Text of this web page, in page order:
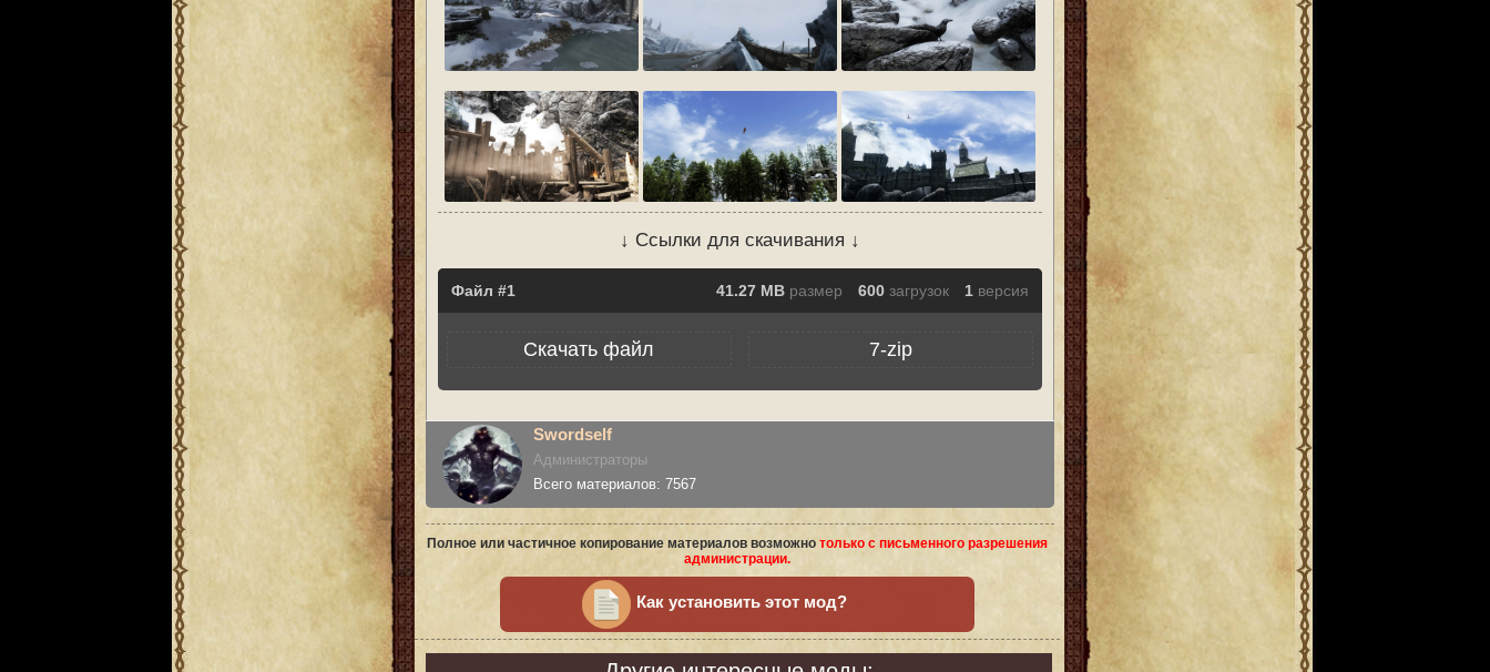
↓ Ссылки для скачивания ↓
Файл 41.27 MB размер 600 загрузок 1 версия
Скачать файл 7-zip
Swordself
Администраторы
Всего материалов: 7567
Полное или частичное копирование материалов возможно только с письменного разрешения
администрации.
Как установить этот мод?